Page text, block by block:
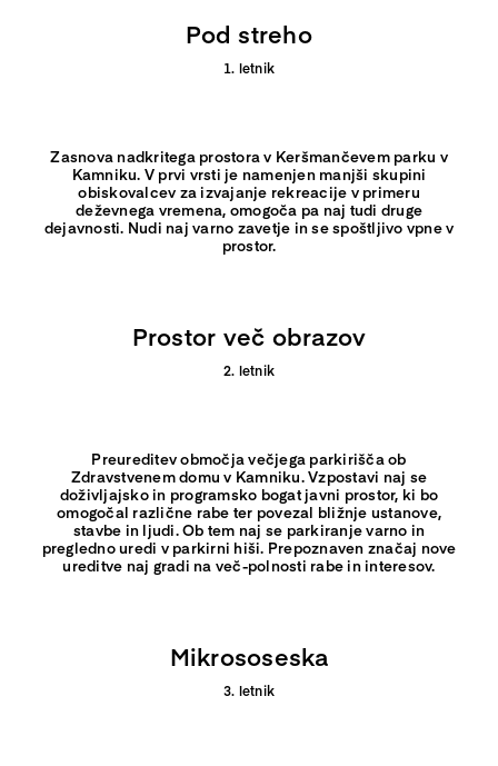
Pod streho
1. letnik
Zasnova nadkritega prostora v Keršmančevem parku v
Kamniku. V prvi vrsti je namenjen manjši skupini
obiskovalcev za izvajanje rekreacije v primeru
deževnega vremena, omogoča pa naj tudi druge
dejavnosti. Nudi naj varno zavetje in se spoštljivo vpne v
prostor.
Prostor več obrazov
2. letnik
Preureditev območja večjega parkirišča ob
Zdravstvenem domu v Kamniku.Vzpostavi naj se
doživljajsko in programsko bogat javni prostor, ki bo
omogočal različne rabe ter povezal bližnje ustanove,
stavbe in ljudi.Ob tem naj se parkiranje varno in
pregledno uredi v parkirni hiši. Prepoznaven značaj nove
ureditve naj gradi na več-polnosti rabe in interesov.
Mikrososeska
3. letnik